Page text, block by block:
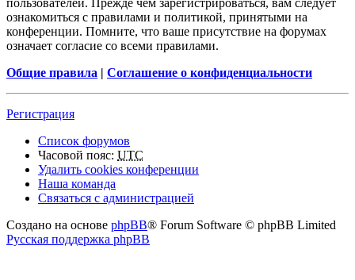
пользователей. Прежде чем зарегистрироваться, вам следует
ознакомиться с правилами и политикой, принятыми на
конференции. Помните, что ваше присутствие на форумах
означает согласие со всеми правилами.
Общие правила | Соглашение о конфиденциальности
Регистрация
Список форумов
Часовой пояс: UTC
Удалить cookies конференции
Наша команда
Связаться с администрацией
Создано на основе phpBB® Forum Software © phpBB Limited
Русская поддержка phpBB